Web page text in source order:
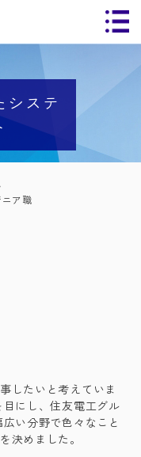
システ
ア職
したいと考えていま
にし、住友電工グル
い分野で色々なこと
決めました。